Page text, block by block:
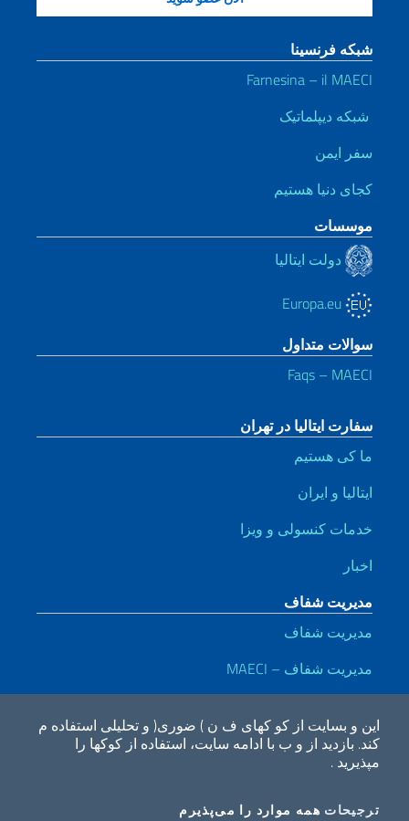
این و بسایت از کو کهای ف ن ) ضوری( و تحلیلی استفاده م
کند. بازدید از و ب با ادامه سایت، استفاده از کوکها را
مپذیرید .
ترجیحاتCOOKIES
همه موارد را می‌پذیرمI COOKIES
شبکه فرنسینا
Farnesina – il MAECI
شبکه دیپلماتیک
سفر ایمن
کجای دنیا هستیم
موسسات
دولت ایتالیا
سوالات متداول
Faqs – MAECI
سفارت ایتالیا در تهران
ما کی هستیم
ایتالیا و ایران
خدمات کنسولی و ویزا
اخبار
مدیریت شفاف
مدیریت شفاف
مدیریت شفاف – MAECI
لینک های مفید
Note legali
Privacy e cookie policy
Dichiarazione di accessibilità
2026 کپی رایت وزارت امور خارجه و همکاری های بین المللی